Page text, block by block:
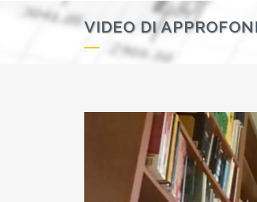
VIDEO DI